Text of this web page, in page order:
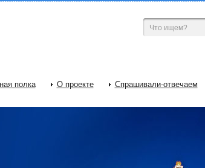
полка О проекте Спрашивали-отвечаем